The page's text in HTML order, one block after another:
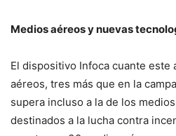
Medios aéreos y nuevas
El dispositivo Infoca cuante este
aéreos, tres más que en la
supera incluso a la de los
destinados a la lucha contra